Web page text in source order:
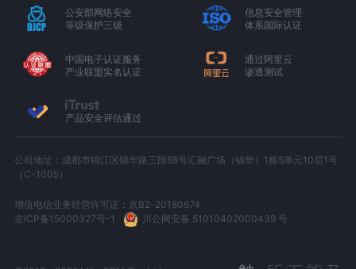
公安部网络安全
等级保护三级
信息安全管理
体系国际认证
中国电子认证服务
产业联盟实名认证
通过阿里云
渗透测试
产品安全评估通过
公司地址：成都市锦江区锦华路三段88号汇融广场（锦华）1栋5单元10层1号
（C-1005）
增值电信业务经营许可证：京B2-20180674
京ICP备15000327号-1
川公网安备 51010402000439 号